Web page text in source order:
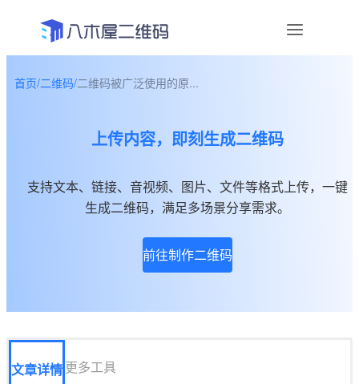
帮助中心
首页/二维码/二维码被广泛使用的原...
上传内容，即刻生成二维码
支持文本、链接、音视频、图片、文件等格式上传，一键
生成二维码，满足多场景分享需求。
前往制作二维码
文章详情更多工具